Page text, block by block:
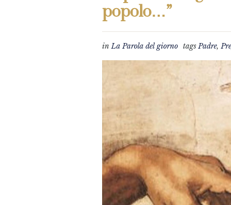
popolo…”
inLa Parola del giorno tagsPadre,